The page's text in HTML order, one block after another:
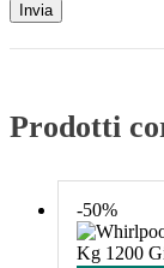
Prodotti
-50%